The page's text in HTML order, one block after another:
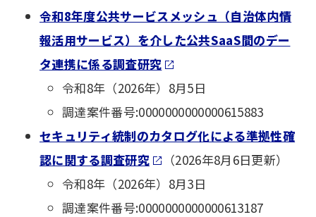
令和8年度公共サービスメッシュ（自治体内情
報活用サービス）を介した公共SaaS間のデー
タ連携に係る調査研究
令和8年（2026年）8月5日
調達案件番号:0000000000000615883
セキュリティ統制のカタログ化による準拠性確
認に関する調査研究
（2026年8月6日更新）
令和8年（2026年）8月3日
調達案件番号:0000000000000613187